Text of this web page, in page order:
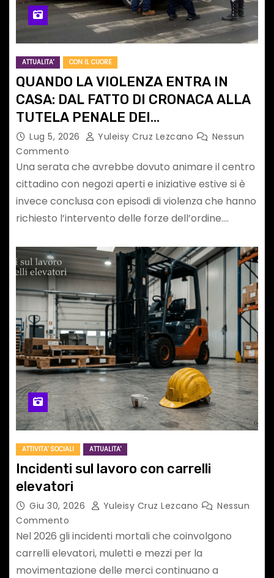
ATTUALITA' CON IL CUORE
QUANDO LA VIOLENZA ENTRA IN
CASA: DAL FATTO DI CRONACA ALLA
TUTELA PENALE DEI
MALTRATTAMENTI IN FAMIGLIA
Lug 5, 2026 Yuleisy Cruz Lezcano
Nessun
Commento
Una serata che avrebbe dovuto animare il centro
cittadino con negozi aperti e iniziative estive si è
invece conclusa con episodi di violenza che hanno
richiesto l’intervento delle forze dell’ordine.…
ATTIVITA' SOCIALI ATTUALITA'
Incidenti sul lavoro con carrelli
elevatori
Giu 30, 2026 Yuleisy Cruz Lezcano
Nessun
Commento
Nel 2026 gli incidenti mortali che coinvolgono
carrelli elevatori, muletti e mezzi per la
movimentazione delle merci continuano a